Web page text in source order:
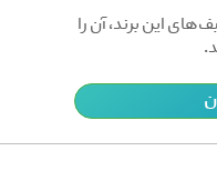
این برند، آن را